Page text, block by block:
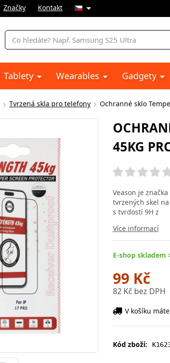
Značky Kontakt
Vyhledávání
Tablety Wearables Gadgety
Tvrzená skla pro telefony Ochranné sklo
45KG
Veason je
tvrzených skel na
s tvrdostí 9H z
Více informací
E-shop skladem
99 Kč
82 Kč bez DPH
V košíku
Kód zboží: